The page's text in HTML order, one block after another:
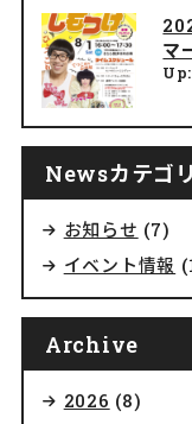
マ
Newsカテゴ
お知らせ (7)
イベント情報
Archive
2026 (8)